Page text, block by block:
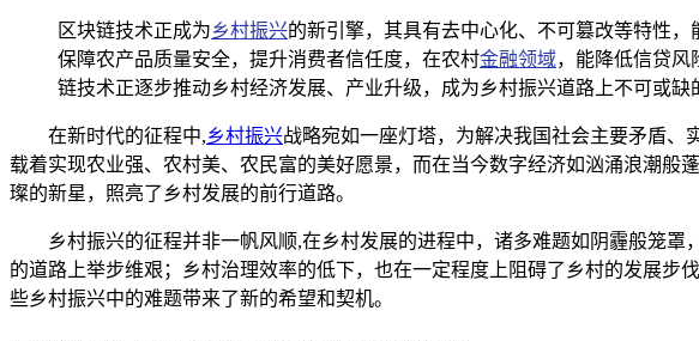
区块链技术正成为乡村振兴的新引擎，其具有去中心化、不可篡改等特性
保障农产品质量安全，提升消费者信任度，在农村金融领域，能降低信贷风
链技术正逐步推动乡村经济发展、产业升级，成为乡村振兴道路上不可或缺
在新时代的征程中,乡村振兴战略宛如一座灯塔，为解决我国社会主要矛盾、
载着实现农业强、农村美、农民富的美好愿景，而在当今数字经济如汹涌浪潮
璨的新星，照亮了乡村发展的前行道路。
乡村振兴的征程并非一帆风顺,在乡村发展的进程中，诸多难题如阴霾般笼
的道路上举步维艰；乡村治理效率的低下，也在一定程度上阻碍了乡村的发展
些乡村振兴中的难题带来了新的希望和契机。